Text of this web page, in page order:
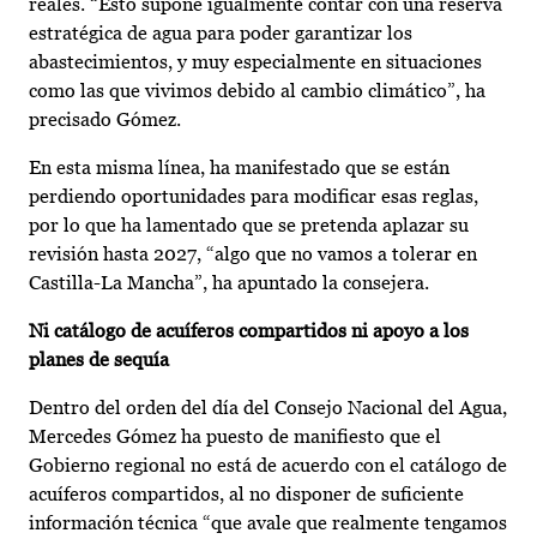
estratégica de agua para poder garantizar los
abastecimientos, y muy especialmente en situaciones
como las que vivimos debido al cambio climático”, ha
precisado Gómez.
En esta misma línea, ha manifestado que se están
perdiendo oportunidades para modificar esas reglas,
por lo que ha lamentado que se pretenda aplazar su
revisión hasta 2027, “algo que no vamos a tolerar en
Castilla-La Mancha”, ha apuntado la consejera.
Ni catálogo de acuíferos compartidos ni apoyo a los
planes de sequía
Dentro del orden del día del Consejo Nacional del Agua,
Mercedes Gómez ha puesto de manifiesto que el
Gobierno regional no está de acuerdo con el catálogo de
acuíferos compartidos, al no disponer de suficiente
información técnica “que avale que realmente tengamos